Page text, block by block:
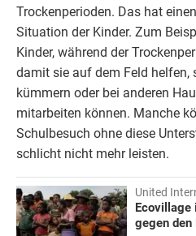
Trockenperioden. Das hat
Situation der Kinder. Zum
Kinder, während der
damit sie auf dem Feld helfen,
kümmern oder bei anderen
mitarbeiten können. Manche
Schulbesuch ohne diese
schlicht nicht mehr leisten.
United
Ecovillage
gegen den